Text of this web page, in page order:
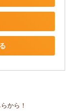
から！